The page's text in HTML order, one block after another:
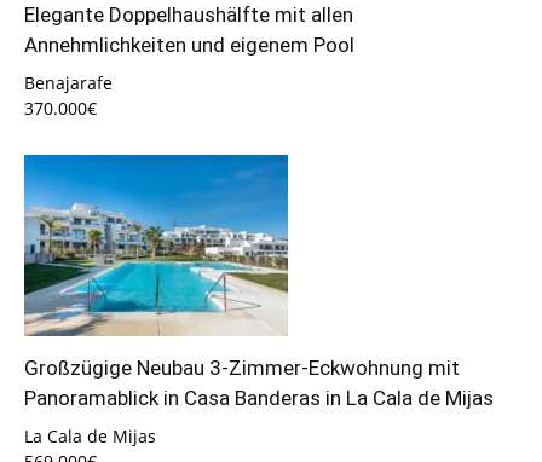
Elegante Doppelhaushälfte mit allen
Annehmlichkeiten und eigenem Pool
Benajarafe
370.000€
Großzügige Neubau 3-Zimmer-Eckwohnung mit
Panoramablick in Casa Banderas in La Cala de Mijas
La Cala de Mijas